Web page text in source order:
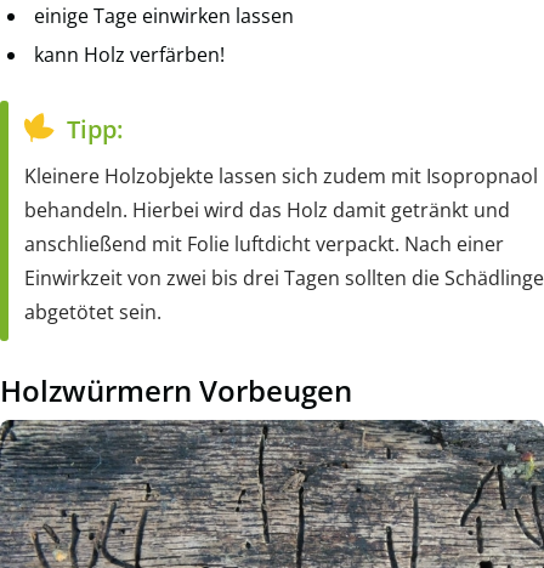
einige Tage einwirken lassen
kann Holz verfärben!
Tipp:
Kleinere Holzobjekte lassen sich zudem mit Isopropnaol
behandeln. Hierbei wird das Holz damit getränkt und
anschließend mit Folie luftdicht verpackt. Nach einer
Einwirkzeit von zwei bis drei Tagen sollten die Schädlinge
abgetötet sein.
Holzwürmern Vorbeugen